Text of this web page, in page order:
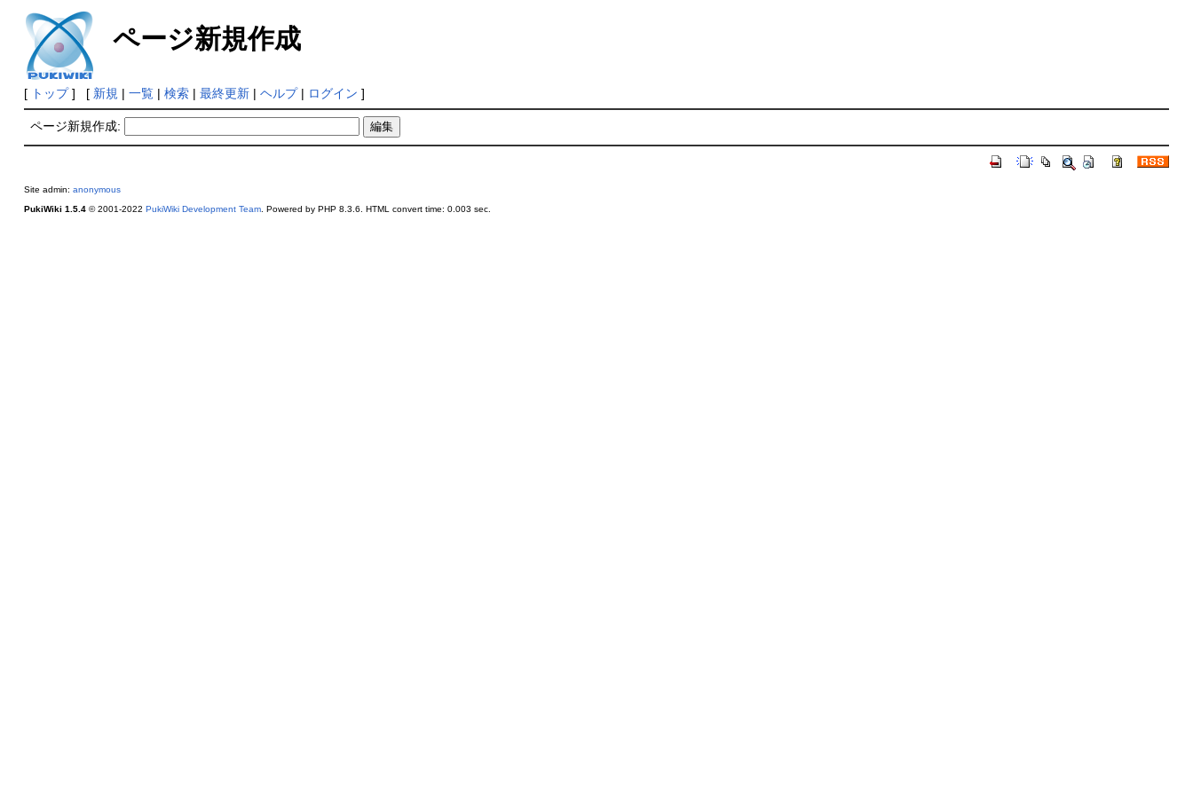
ページ新規作成
[ トップ] [ 新規 | 一覧| 検索| 最終更新| ヘルプ| ログイン ]
ページ新規作成:
Site admin: anonymous
PukiWiki 1.5.4© 2001-2022 PukiWiki Development Team. Powered by PHP 8.3.6. HTML convert time: 0.003 sec.